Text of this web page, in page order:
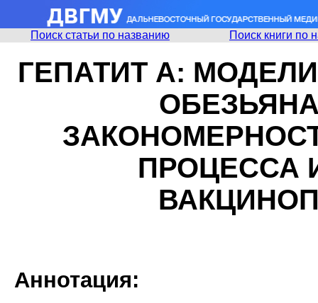
Поиск статьи по названию Поиск книги по
ГЕПАТИТ А:
ПРОЦЕССА
Аннотация: